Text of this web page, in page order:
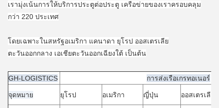
เรามุ่งเน้นการให้บริการประตูต่อประตู เครือข่ายของเราครอบคลุม
กว่า 220 ประเทศ
โดยเฉพาะในสหรัฐอเมริกา แคนาดา ยุโรป ออสเตรเลีย
ตะวันออกกลาง เอเชียตะวันออกเฉียงใต้ เป็นต้น
GH-LOGISTICS การส่งเรือเกรทอเนอร์
จุดหมาย ยุโรป อเมริกา ญี่ปุ่น ออสเตรเลีย